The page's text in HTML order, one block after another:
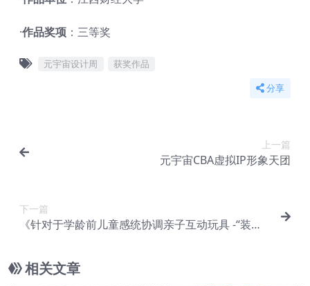
·作品奖项 ：三等奖
元宇宙设计周 获奖作品
分享
上一篇
元宇宙CBA虚拟IP形象天团
下一篇
《针对于学龄前儿童感统协调亲子互动玩具 -“装饰
相关文章